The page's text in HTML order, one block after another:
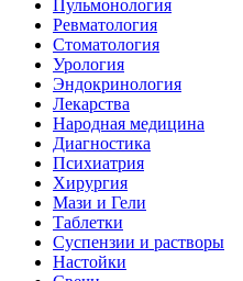
Пульмонология
Ревматология
Стоматология
Урология
Эндокринология
Лекарства
Народная медицина
Диагностика
Психиатрия
Хирургия
Мази и Гели
Таблетки
Суспензии и растворы
Настойки